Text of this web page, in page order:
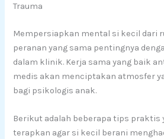
Trauma
Mempersiapkan mental si kecil dari
peranan yang sama pentingnya
dalam klinik. Kerja sama yang baik
medis akan menciptakan atmosfer
bagi psikologis anak.
Berikut adalah beberapa tips praktis
terapkan agar si kecil berani